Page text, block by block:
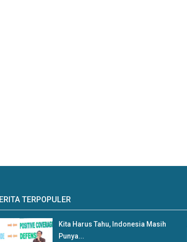
TERPOPULER
Kita Harus Tahu, Indonesia Masih
Punya...